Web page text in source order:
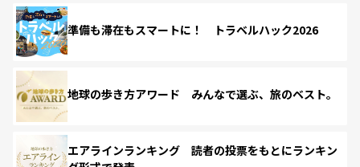
準備も滞在もスマートに！ トラベルハック2026
地球の歩き方アワード みんなで選ぶ、旅のベスト。
エアラインランキング 読者の投票をもとにランキン